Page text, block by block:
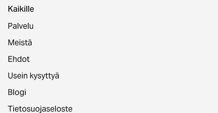
Kaikille
Palvelu
Meistä
Ehdot
Usein kysyttyä
Blogi
Tietosuojaseloste